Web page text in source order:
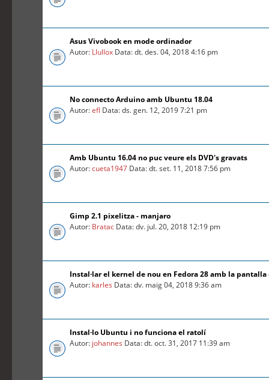
Asus Vivobook en mode ordinador
Autor: Llullox Data: dt. des. 04, 2018 4:16 pm
No connecto Arduino amb Ubuntu 18.04
Autor:efl Data: ds. gen. 12, 2019 7:21 pm
Amb Ubuntu 16.04 no puc veure els DVD's gravats
Autor:cueta1947 Data: dt. set. 11, 2018 7:56 pm
Gimp 2.1 pixelitza - manjaro
Autor: Bratac Data: dv. jul. 20, 2018 12:19 pm
Instal·lar el kernel de nou en Fedora 28 amb la pantalla
Autor: karles Data: dv. maig 04, 2018 9:36 am
Instal·lo Ubuntu i no funciona el ratolí
Autor: johannes Data: dt. oct. 31, 2017 11:39 am